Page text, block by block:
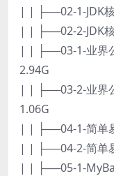
| | ├──02-1-JDK
| | ├──02-2-JDK
| | ├──03-1-业界
2.94G
| | ├──03-2-业界
1.06G
| | ├──04-1-简单
| | ├──04-2-简单
| | ├──05-1-